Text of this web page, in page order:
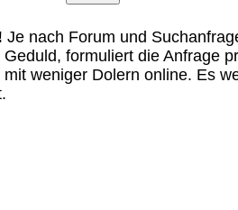
Je nach Forum und
Geduld, formuliert die Anfrage
mit weniger Dolern online. Es